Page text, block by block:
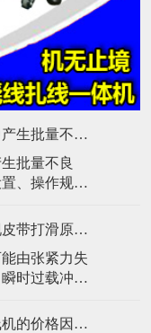
如何避免绕线扎线机工作中产生批量不良品？
批量不良
、操作规
施：​一、设
：每日检查
等关键部
清洁设备内
浅谈造成扎线机工作中出现皮带打滑原因是什么？
由张紧力失
时过载冲
以下是具体问：关于如何评估绕线扎线机的价格因素？